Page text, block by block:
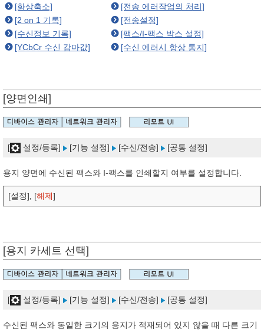
[화상축소]
[2 on 1 기록]
[수신정보 기록]
[YCbCr 수신 감마값]
[전송 에러작업의 처리]
[전송설정]
[팩스/I-팩스 박스 설정]
[수신 에러시 항상 통지]
[양면인쇄]
[ 설정/등록] [기능 설정] [수신/전송] [공통 설정]
용지 양면에 수신된 팩스와 I-팩스를 인쇄할지 여부를 설정합니다.
[설정], [해제]
[용지 카세트 선택]
[ 설정/등록] [기능 설정] [수신/전송] [공통 설정]
수신된 팩스와 동일한 크기의 용지가 적재되어 있지 않을 때 다른 크기